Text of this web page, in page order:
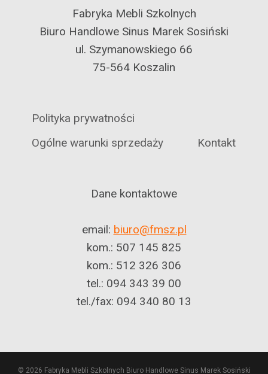
Fabryka Mebli Szkolnych
Biuro Handlowe Sinus Marek Sosiński
ul. Szymanowskiego 66
75-564 Koszalin
Polityka prywatności
Ogólne warunki sprzedaży
Kontakt
Dane kontaktowe
email: biuro@fmsz.pl
kom.: 507 145 825
kom.: 512 326 306
tel.: 094 343 39 00
tel./fax: 094 340 80 13
© 2026 Fabryka Mebli Szkolnych Biuro Handlowe Sinus Marek Sosiński